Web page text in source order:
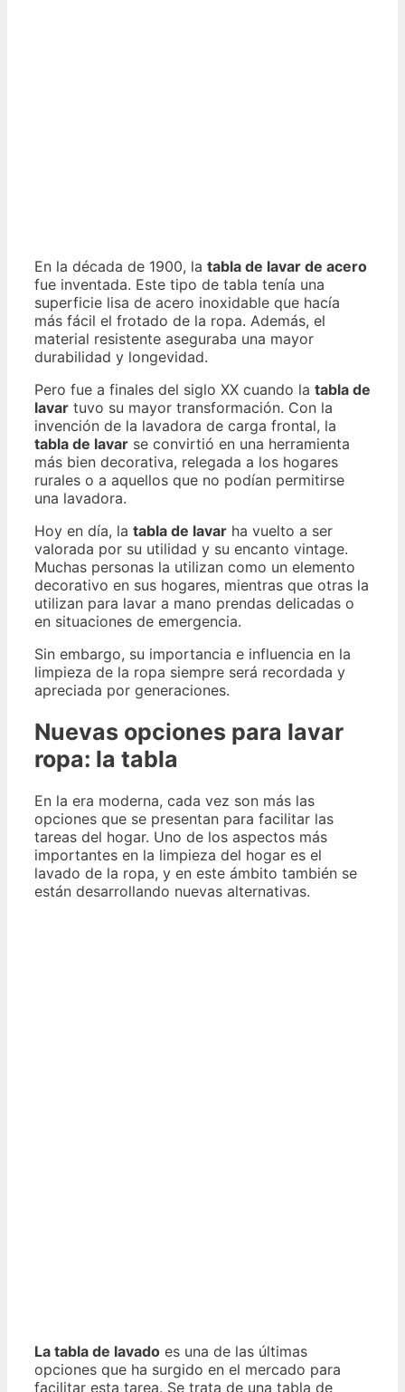
En la década de 1900, la tabla de lavar de acero
fue inventada. Este tipo de tabla tenía una
superficie lisa de acero inoxidable que hacía
más fácil el frotado de la ropa. Además, el
material resistente aseguraba una mayor
durabilidad y longevidad.
Pero fue a finales del siglo XX cuando la tabla de
lavar tuvo su mayor transformación. Con la
invención de la lavadora de carga frontal, la
tabla de lavar se convirtió en una herramienta
más bien decorativa, relegada a los hogares
rurales o a aquellos que no podían permitirse
una lavadora.
Hoy en día, la tabla de lavar ha vuelto a ser
valorada por su utilidad y su encanto vintage.
Muchas personas la utilizan como un elemento
decorativo en sus hogares, mientras que otras la
utilizan para lavar a mano prendas delicadas o
en situaciones de emergencia.
Sin embargo, su importancia e influencia en la
limpieza de la ropa siempre será recordada y
apreciada por generaciones.
Nuevas opciones para lavar
ropa: la tabla
En la era moderna, cada vez son más las
opciones que se presentan para facilitar las
tareas del hogar. Uno de los aspectos más
importantes en la limpieza del hogar es el
lavado de la ropa, y en este ámbito también se
están desarrollando nuevas alternativas.
La tabla de lavado es una de las últimas
opciones que ha surgido en el mercado para
facilitar esta tarea. Se trata de una tabla de